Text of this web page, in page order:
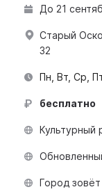
До 21
Старый
32
Пн, Вт, Ср,
бесплатно
Культурный
Город зовёт